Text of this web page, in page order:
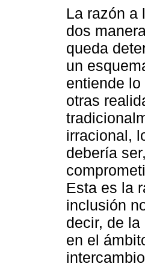
La razón a
dos
queda
un
entiende lo
otras
irracional,
debería
Esta es la
inclusión
decir, de
en el